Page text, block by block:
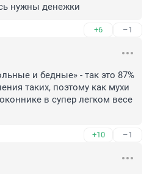
нужны денежки
+6 –1
и бедные» - так это 87%
таких, поэтому как мухи
в супер легком весе
+10 –1